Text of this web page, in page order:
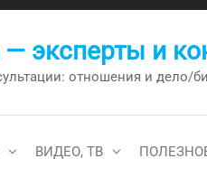
эксперты и
отношения и дело/
ВИДЕО, ТВ